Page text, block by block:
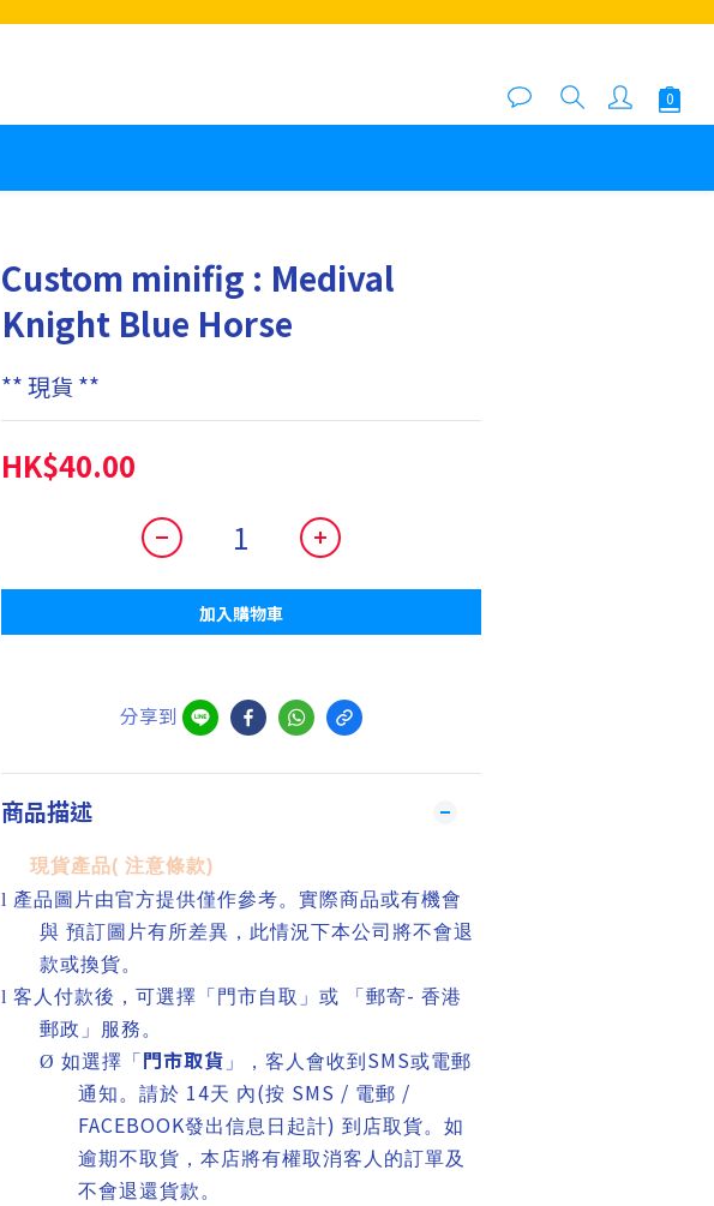
Custom minifig : Medival
Knight Blue Horse
** 現貨 **
HK$40.00
加入購物車
分享到
商品描述
現貨產品( 注意條款)
l 產品圖片由官方提供僅作參考。實際商品或有機會
與 預訂圖片有所差異，此情況下本公司將不會退
款或換貨。
l 客人付款後，可選擇「門市自取」或 「郵寄- 香港
郵政」服務。
Ø 如選擇「 門市取貨 」，客人會收到 SMS或電郵
通知。請於 14天 內(按 SMS / 電郵 /
FACEBOOK發出信息日起計) 到店取貨。如
逾期不取貨，本店將有權取消客人的訂單及
不會退還貨款。